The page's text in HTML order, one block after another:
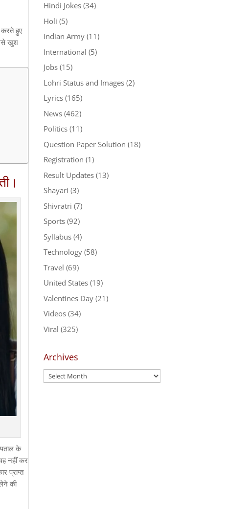
करते हुए
खुश
के
नहीं कर
प्राप्त
की
Hindi Jokes(34)
Holi (5)
Indian Army(11)
International (5)
Jobs(15)
Lohri Status and Images(2)
Lyrics(165)
News(462)
Politics(11)
Question Paper Solution (18)
Registration (1)
Result Updates(13)
Shayari (3)
Shivratri (7)
Sports(92)
Syllabus(4)
Technology(58)
Travel (69)
United States(19)
Valentines Day(21)
Videos(34)
Viral (325)
Archives
Archives